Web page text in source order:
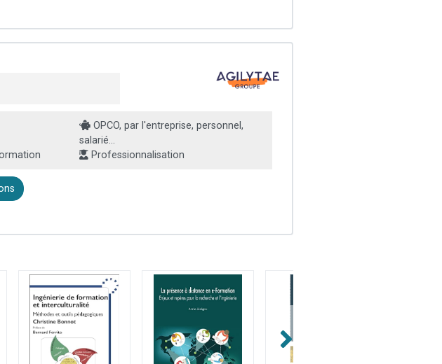
OPCO, par l'entreprise, personnel,
salarié...
Professionnalisation